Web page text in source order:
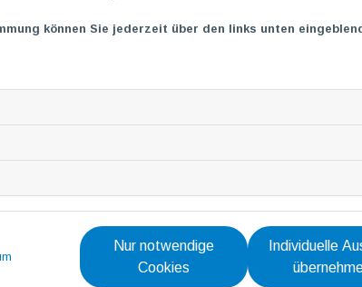
Nach drei Stunden in diesem idyllischen
Insgesamt legten sie beeindruckende 16 Kilometer
können Sie jederzeit über den links unten
Nur notwendige
Cookies
Individuelle